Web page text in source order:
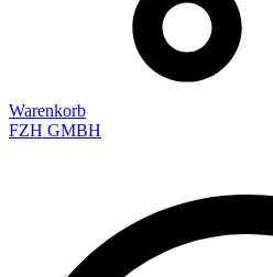
Warenkorb
FZH GMBH